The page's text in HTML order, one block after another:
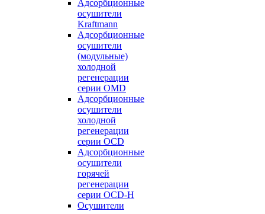
Адсорбционные
осушители
Kraftmann
Адсорбционные
осушители
(модульные)
холодной
регенерации
серии OMD
Адсорбционные
осушители
холодной
регенерации
серии OCD
Адсорбционные
осушители
горячей
регенерации
серии OСD-H
Осушители